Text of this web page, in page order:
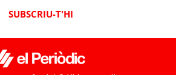
SUBSCRIU-T'HI